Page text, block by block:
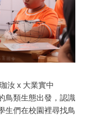
汝 x 大業實中
鳥類生態出發，認識
生們在校園裡尋找鳥